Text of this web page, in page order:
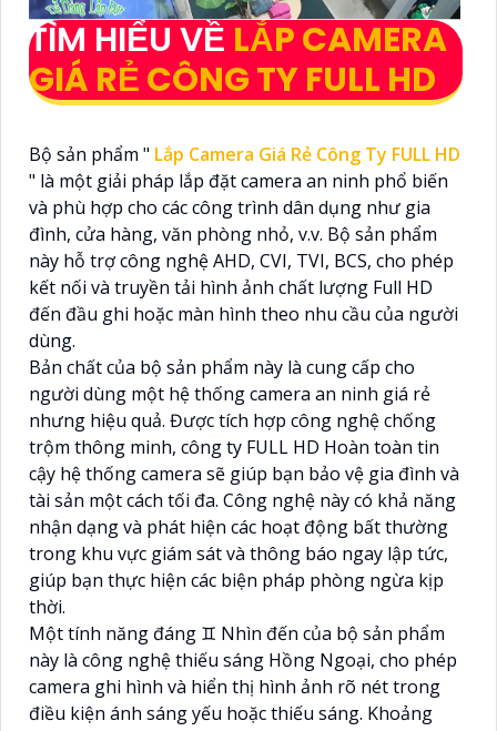
TÌM HIỂU VỀ LẮP CAMERA
GIÁ RẺ CÔNG TY FULL HD
Bộ sản phẩm " Lắp Camera Giá Rẻ Công Ty FULL HD
" là một giải pháp lắp đặt camera an ninh phổ biến
và phù hợp cho các công trình dân dụng như gia
đình, cửa hàng, văn phòng nhỏ, v.v. Bộ sản phẩm
này hỗ trợ công nghệ AHD, CVI, TVI, BCS, cho phép
kết nối và truyền tải hình ảnh chất lượng Full HD
đến đầu ghi hoặc màn hình theo nhu cầu của người
dùng.
Bản chất của bộ sản phẩm này là cung cấp cho
người dùng một hệ thống camera an ninh giá rẻ
nhưng hiệu quả. Được tích hợp công nghệ chống
trộm thông minh, công ty FULL HD Hoàn toàn tin
cậy hệ thống camera sẽ giúp bạn bảo vệ gia đình và
tài sản một cách tối đa. Công nghệ này có khả năng
nhận dạng và phát hiện các hoạt động bất thường
trong khu vực giám sát và thông báo ngay lập tức,
giúp bạn thực hiện các biện pháp phòng ngừa kịp
thời.
Một tính năng đáng ♊ Nhìn đến của bộ sản phẩm
này là công nghệ thiếu sáng Hồng Ngoại, cho phép
camera ghi hình và hiển thị hình ảnh rõ nét trong
điều kiện ánh sáng yếu hoặc thiếu sáng. Khoảng